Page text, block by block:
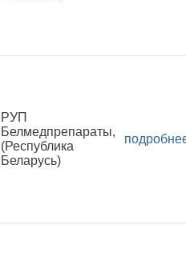
РУП
Белмедпрепараты,
(Республика
Беларусь)